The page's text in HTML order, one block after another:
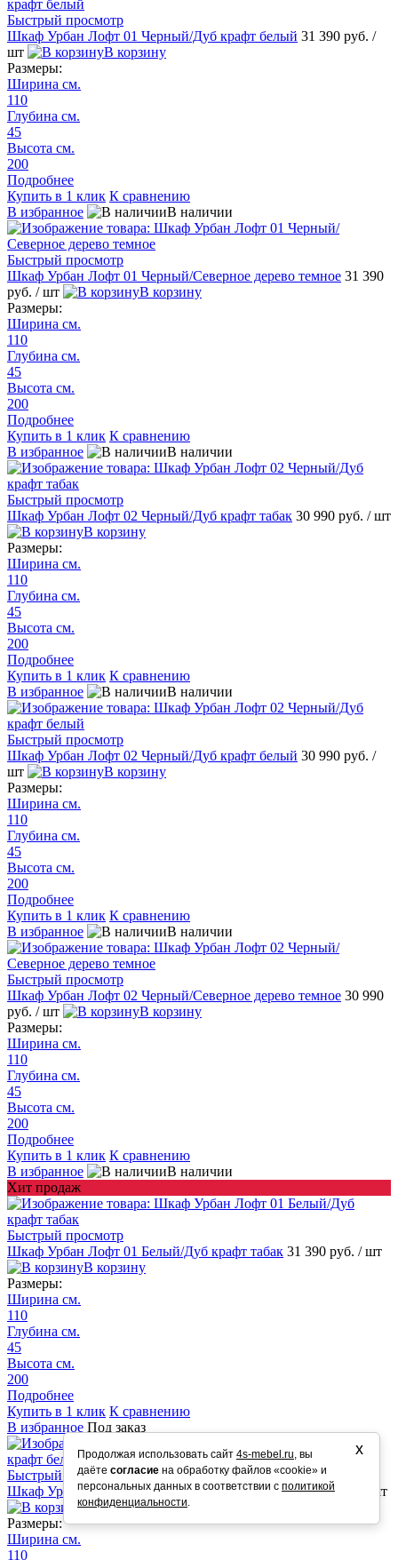
Быстрый просмотр
Шкаф Урбан Лофт 01 Черный/Дуб крафт белый 31 390 руб. /
шт
В корзину
Размеры:
Ширина см.
110
Глубина см.
45
Высота см.
200
Подробнее
Купить в 1 клик К сравнению
В избранное
В наличии
Быстрый просмотр
Шкаф Урбан Лофт 01 Черный/Северное дерево темное 31 390
руб. / шт
В корзину
Размеры:
Ширина см.
110
Глубина см.
45
Высота см.
200
Подробнее
Купить в 1 клик К сравнению
В избранное
В наличии
Быстрый просмотр
Шкаф Урбан Лофт 02 Черный/Дуб крафт табак 30 990 руб. / шт
В корзину
Размеры:
Ширина см.
110
Глубина см.
45
Высота см.
200
Подробнее
Купить в 1 клик К сравнению
В избранное
В наличии
Быстрый просмотр
Шкаф Урбан Лофт 02 Черный/Дуб крафт белый 30 990 руб. /
шт
В корзину
Размеры:
Ширина см.
110
Глубина см.
45
Высота см.
200
Подробнее
Купить в 1 клик К сравнению
В избранное
В наличии
Быстрый просмотр
Шкаф Урбан Лофт 02 Черный/Северное дерево темное 30 990
руб. / шт
В корзину
Размеры:
Ширина см.
110
Глубина см.
45
Высота см.
200
Подробнее
Купить в 1 клик К сравнению
В избранное
В наличии
Хит продаж
Быстрый просмотр
Шкаф Урбан Лофт 01 Белый/Дуб крафт табак 31 390 руб. / шт
В корзину
Размеры:
Ширина см.
110
Глубина см.
45
Высота см.
200
Подробнее
Купить в 1 клик К сравнению
В избранное Под заказ
Быстрый просмотр
Шкаф Урбан Лофт 01 Белый/Дуб крафт белый 31 390 руб.
/ шт
В корзину
Размеры:
Ширина см.
110
Продолжая использовать сайт 4s-mebel.ru, вы
даёте согласие на обработку файлов «cookie» и
персональных данных в соответствии с политикой
конфиденциальности.
х